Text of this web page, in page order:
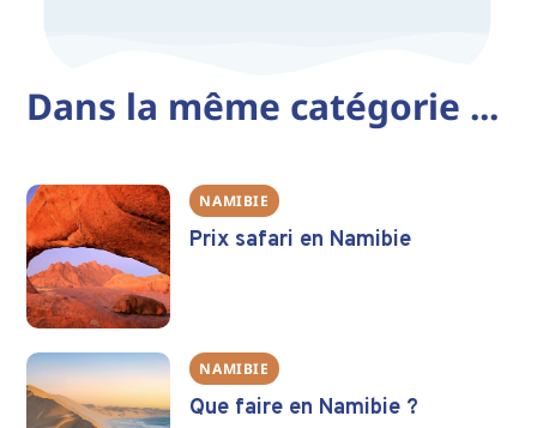
Dans la même catégorie ...
NAMIBIE
Prix safari en Namibie
NAMIBIE
Que faire en Namibie ?